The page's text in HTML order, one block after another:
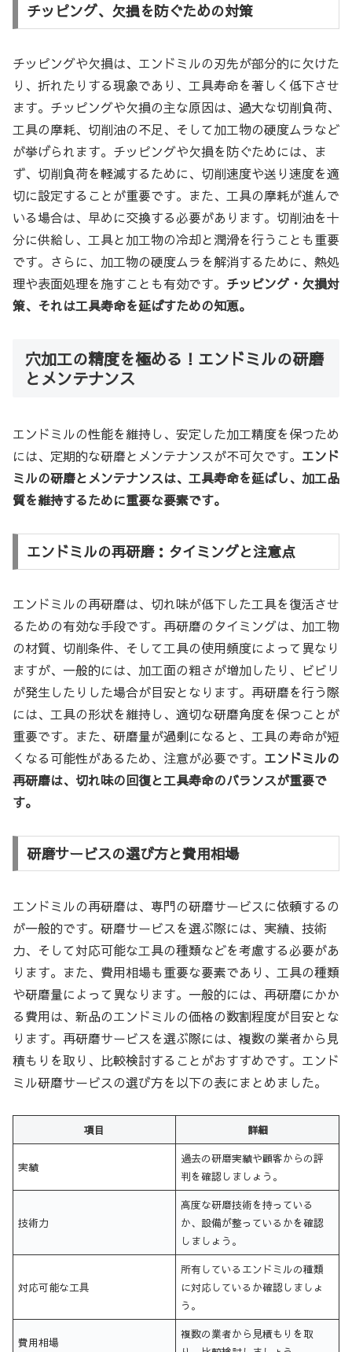
チッピング、欠損を防ぐための対策
チッピングや欠損は、エンドミルの刃先が部分的に欠けた
り、折れたりする現象であり、工具寿命を著しく低下させ
ます。チッピングや欠損の主な原因は、過大な切削負荷、
工具の摩耗、切削油の不足、そして加工物の硬度ムラなど
が挙げられます。チッピングや欠損を防ぐためには、ま
ず、切削負荷を軽減するために、切削速度や送り速度を適
切に設定することが重要です。また、工具の摩耗が進んで
いる場合は、早めに交換する必要があります。切削油を十
分に供給し、工具と加工物の冷却と潤滑を行うことも重要
です。さらに、加工物の硬度ムラを解消するために、熱処
理や表面処理を施すことも有効です。 チッピング・欠損対
策、それは工具寿命を延ばすための知恵。
穴加工の精度を極める！エンドミルの研磨
とメンテナンス
エンドミルの性能を維持し、安定した加工精度を保つため
には、定期的な研磨とメンテナンスが不可欠です。 エンド
ミルの研磨とメンテナンスは、工具寿命を延ばし、加工品
質を維持するために重要な要素です。
エンドミルの再研磨：タイミングと注意点
エンドミルの再研磨は、切れ味が低下した工具を復活させ
るための有効な手段です。再研磨のタイミングは、加工物
の材質、切削条件、そして工具の使用頻度によって異なり
ますが、一般的には、加工面の粗さが増加したり、ビビリ
が発生したりした場合が目安となります。再研磨を行う際
には、工具の形状を維持し、適切な研磨角度を保つことが
重要です。また、研磨量が過剰になると、工具の寿命が短
くなる可能性があるため、注意が必要です。 エンドミルの
再研磨は、切れ味の回復と工具寿命のバランスが重要で
す。
研磨サービスの選び方と費用相場
エンドミルの再研磨は、専門の研磨サービスに依頼するの
が一般的です。研磨サービスを選ぶ際には、実績、技術
力、そして対応可能な工具の種類などを考慮する必要があ
ります。また、費用相場も重要な要素であり、工具の種類
や研磨量によって異なります。一般的には、再研磨にかか
る費用は、新品のエンドミルの価格の数割程度が目安とな
ります。再研磨サービスを選ぶ際には、複数の業者から見
積もりを取り、比較検討することがおすすめです。エンド
ミル研磨サービスの選び方を以下の表にまとめました。
項目 詳細
実績
過去の研磨実績や顧客からの評
判を確認しましょう。
技術力
高度な研磨技術を持っている
か、設備が整っているかを確認
しましょう。
対応可能な工具
所有しているエンドミルの種類
に対応しているか確認しましょ
う。
費用相場
複数の業者から見積もりを取